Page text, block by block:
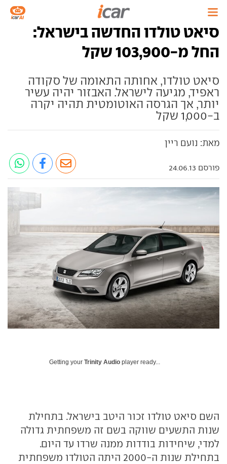
סיאט טולדו החדשה בישראל:
החל מ-103,900 שקל
סיאט טולדו, אחותה התאומה של סקודה
ראפיד, מגיעה לישראל. האבזור יהיה עשיר
יותר, אך הגרסה האוטומטית תהיה יקרה
ב-1,000 שקל
מאת: נועם ריין
פורסם 24.06.13
Getting your Trinity Audio player ready...
השם סיאט טולדו זכור היטב בישראל. בתחילת
שנות התשעים שווקה בשם זה משפחתית גדולה
למדי, שיחידות בודדות ממנה שרדו עד היום.
בתחילת שנות ה-2000 היתה הטולדו משפחתית